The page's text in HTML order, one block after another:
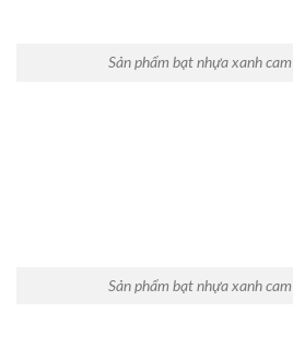
Sản phẩm bạt nhựa xanh
Sản phẩm bạt nhựa xanh